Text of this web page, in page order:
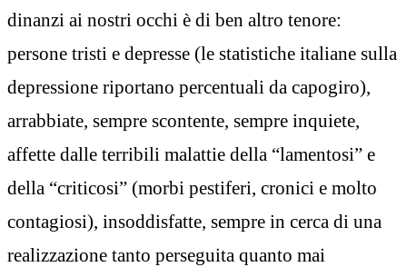
dinanzi ai nostri occhi è di ben altro tenore:
persone tristi e depresse (le statistiche italiane sulla
depressione riportano percentuali da capogiro),
arrabbiate, sempre scontente, sempre inquiete,
affette dalle terribili malattie della “lamentosi” e
della “criticosi” (morbi pestiferi, cronici e molto
contagiosi), insoddisfatte, sempre in cerca di una
realizzazione tanto perseguita quanto mai